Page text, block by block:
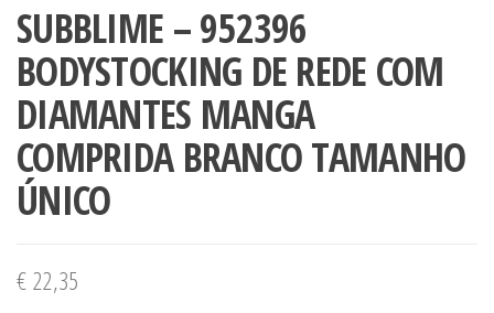
SUBBLIME – 952396
BODYSTOCKING DE REDE COM
DIAMANTES MANGA
COMPRIDA BRANCO TAMANHO
ÚNICO
€22,35